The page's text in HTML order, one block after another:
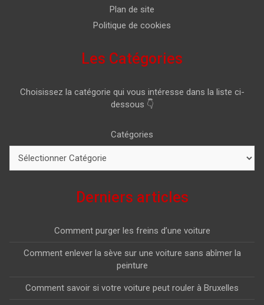
Plan de site
Politique de cookies
Les Catégories
Choisissez la catégorie qui vous intéresse dans la liste ci-
dessous 👇
Catégories
Derniers articles
Comment purger les freins d’une voiture
Comment enlever la sève sur une voiture sans abîmer la
peinture
Comment savoir si votre voiture peut rouler à Bruxelles